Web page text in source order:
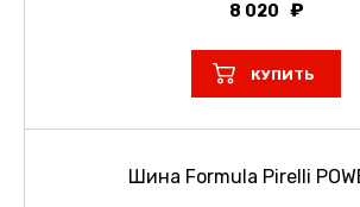
8 020
КУПИТЬ
Шина Formula Pirelli